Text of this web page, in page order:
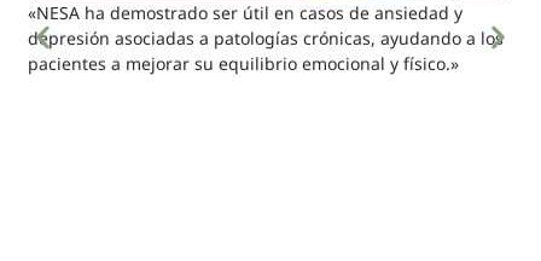
«NESA ha demostrado ser útil en casos de ansiedad y
depresión asociadas a patologías crónicas, ayudando a los
pacientes a mejorar su equilibrio emocional y físico.»